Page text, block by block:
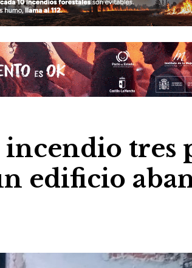
tres
edificio